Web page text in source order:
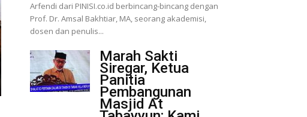
Arfendi dari PINISI.co.id berbincang-bincang dengan
Prof. Dr. Amsal Bakhtiar, MA, seorang akademisi,
dosen dan penulis...
Marah Sakti
Siregar, Ketua
Panitia
Pembangunan
Masjid At